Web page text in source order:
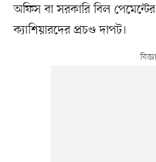
অফিস বা সরকারি বিল
ক্যাশিয়ারদের প্রচণ্ড দাপট।